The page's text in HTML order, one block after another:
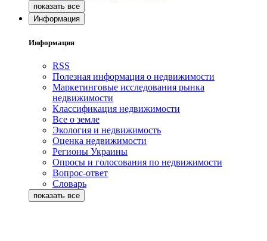
Информация
Информация
RSS
Полезная информация о недвижимости
Маркетинговые исследования рынка
недвижимости
Классификация недвижимости
Все о земле
Экология и недвижимость
Оценка недвижимости
Регионы Украины
Опросы и голосования по недвижимости
Вопрос-ответ
Словарь